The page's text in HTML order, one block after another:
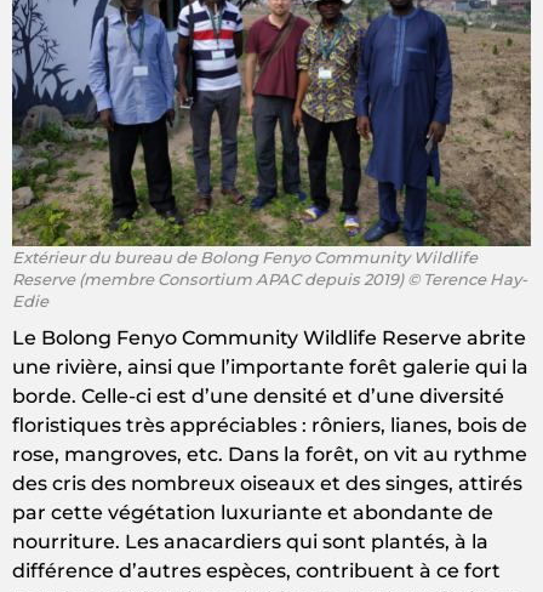
Extérieur du bureau de Bolong Fenyo Community Wildlife
Reserve (membre Consortium APAC depuis 2019) © Terence Hay-
Edie
Le Bolong Fenyo Community Wildlife Reserve abrite
une rivière, ainsi que l’importante forêt galerie qui la
borde. Celle-ci est d’une densité et d’une diversité
floristiques très appréciables : rôniers, lianes, bois de
rose, mangroves, etc. Dans la forêt, on vit au rythme
des cris des nombreux oiseaux et des singes, attirés
par cette végétation luxuriante et abondante de
nourriture. Les anacardiers qui sont plantés, à la
différence d’autres espèces, contribuent à ce fort